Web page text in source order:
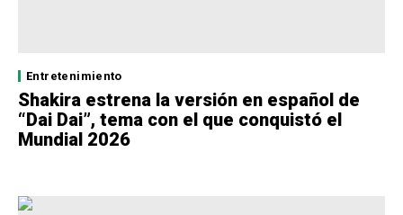
Entretenimiento
Shakira estrena la versión en español de
“Dai Dai”, tema con el que conquistó el
Mundial 2026